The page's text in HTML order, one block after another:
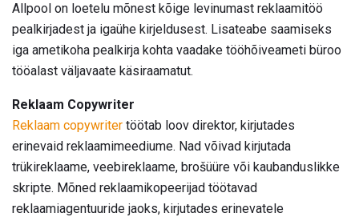
Allpool on loetelu mõnest kõige levinumast reklaamitöö
pealkirjadest ja igaühe kirjeldusest. Lisateabe saamiseks
iga ametikoha pealkirja kohta vaadake tööhõiveameti büroo
tööalast väljavaate käsiraamatut.
Reklaam Copywriter
Reklaam copywriter töötab loov direktor, kirjutades
erinevaid reklaamimeediume. Nad võivad kirjutada
trükireklaame, veebireklaame, brošüüre või kaubanduslikke
skripte. Mõned reklaamikopeerijad töötavad
reklaamiagentuuride jaoks, kirjutades erinevatele